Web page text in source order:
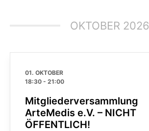
OKTOBER 2026
01. OKTOBER
18:30 - 21:00
Mitgliederversammlung
ArteMedis e.V. – NICHT
ÖFFENTLICH!